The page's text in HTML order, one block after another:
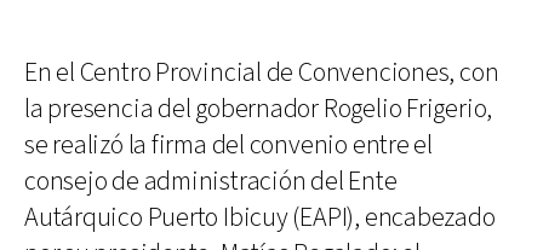
En el Centro Provincial de Convenciones, con
la presencia del gobernador Rogelio Frigerio,
se realizó la firma del convenio entre el
consejo de administración del Ente
Autárquico Puerto Ibicuy (EAPI), encabezado